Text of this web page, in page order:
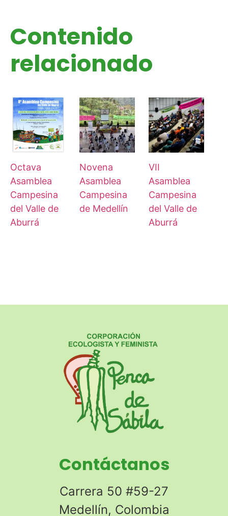
Contenido
relacionado
Octava
Asamblea
Campesina
del Valle de
Aburrá
Novena
Asamblea
Campesina
de Medellín
VII
Asamblea
Campesina
del Valle de
Aburrá
Contáctanos
Carrera 50 #59-27
Medellín, Colombia